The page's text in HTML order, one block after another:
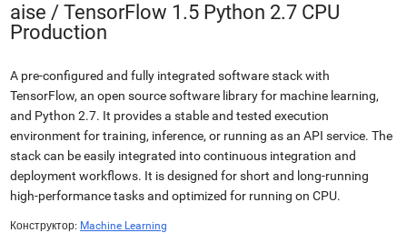
aise / TensorFlow 1.5 Python 2.7 CPU
Production
A pre-configured and fully integrated software stack with
TensorFlow, an open source software library for machine learning,
and Python 2.7. It provides a stable and tested execution
environment for training, inference, or running as an API service. The
stack can be easily integrated into continuous integration and
deployment workflows. It is designed for short and long-running
high-performance tasks and optimized for running on CPU.
Конструктор: Machine Learning